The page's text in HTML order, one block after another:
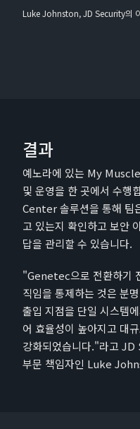
Luke Johnston, JD Security의
결과
예노라에 있는 My
및 운영을 한 곳에서 수
Center 솔루션을 통해 팀
고 있는지 확인하고 보안
답을 관리할 수 있습니다.
"Genetec으로 전환하기
직임을 통제하는 것은 분
출입 지점을 단일 시스템
어 효율성이 높아지고 대
강화되었습니다."라고
부문 책임자인 Luke